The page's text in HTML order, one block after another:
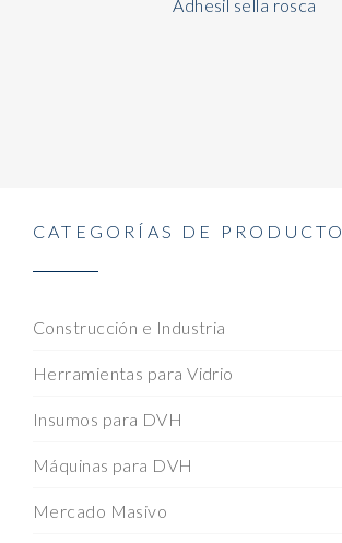
Adhesil sella rosca
CATEGORÍAS DE PRODUCTO
Construcción e Industria
Herramientas para Vidrio
Insumos para DVH
Máquinas para DVH
Mercado Masivo